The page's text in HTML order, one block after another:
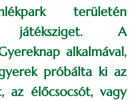
területén
játéksziget. A
alkalmával,
próbálta ki az
az élőcsocsót, vagy